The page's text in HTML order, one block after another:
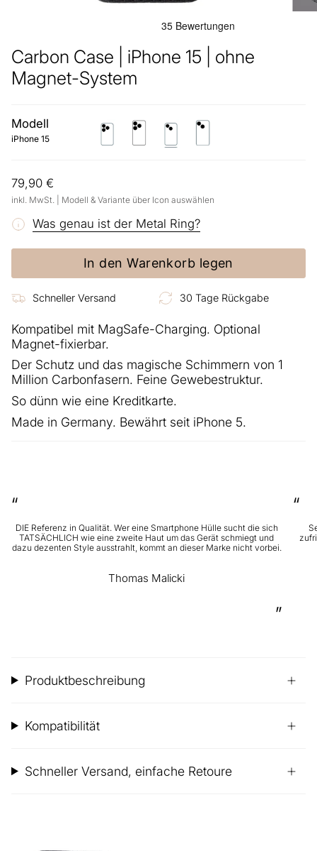
Carbon Case | iPhone 15 | ohne
Magnet-System
Modell
iPhone 15
iphone-iphone-iphone-iphone-
79,90 €
inkl. MwSt. | Modell & Variante über Icon auswählen
Was genau ist der Metal Ring?
In den Warenkorb legen
Schneller Versand 30 Tage Rückgabe
Kompatibel mit MagSafe-Charging. Optional
Magnet-fixierbar.
Der Schutz und das magische Schimmern von 1
Million Carbonfasern. Feine Gewebestruktur.
So dünn wie eine Kreditkarte.
Made in Germany. Bewährt seit iPhone 5.
“
DIE Referenz in Qualität. Wer eine Smartphone Hülle sucht die sich
TATSÄCHLICH wie eine zweite Haut um das Gerät schmiegt und
dazu dezenten Style ausstrahlt, kommt an dieser Marke nicht vorbei.
”
Thomas Malicki
“
Produktbeschreibung
Kompatibilität
Schneller Versand, einfache Retoure